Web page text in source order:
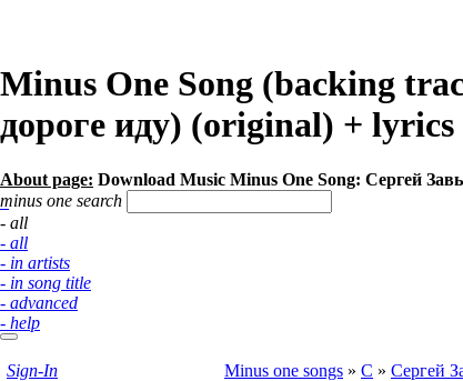
Minus One Song (backing
дороге иду) (original) + lyrics
About page: Download Music Minus One Song: Сергей
minus one search
- all
- all
- in artists
- in song title
- advanced
- help
Sign-In Minus one songs » С » Сергей